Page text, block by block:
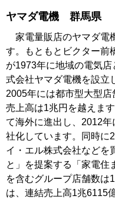
ヤマダ電機 群馬県
家電量販店のヤマダ電
す。もともとビクター前
が1973年に地域の電気
式会社ヤマダ電機を設立
2005年には都市型大型
売上高は1兆円を越えま
て海外に進出し、2012
社化しています。同時に
イ・エル株式会社などを
と」を提案する「家電住
を含むグループ店舗数は
は、連結売上高1兆6115